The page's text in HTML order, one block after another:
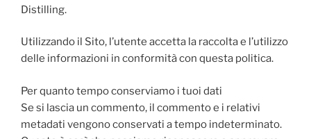
Distilling.
Utilizzando il Sito, l’utente accetta la raccolta e l’utilizzo
delle informazioni in conformità con questa politica.
Per quanto tempo conserviamo i tuoi dati
Se si lascia un commento, il commento e i relativi
metadati vengono conservati a tempo indeterminato.